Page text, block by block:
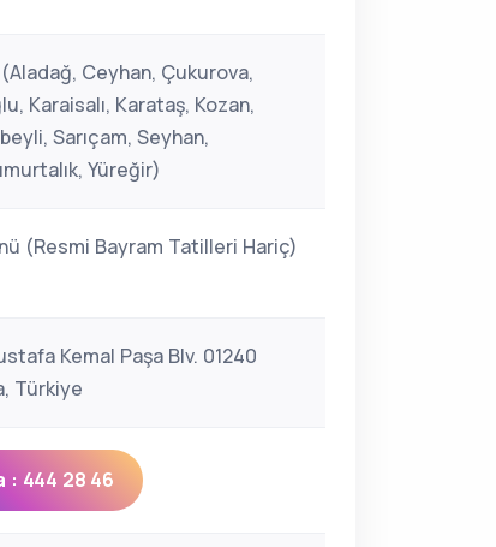
Ceyhan, Çukurova,
Karaisalı, Karataş, Kozan,
Sarıçam, Seyhan,
Yüreğir)
(Resmi Bayram Tatilleri Hariç)
Kemal Paşa Blv. 01240
Türkiye
: 444 28 46